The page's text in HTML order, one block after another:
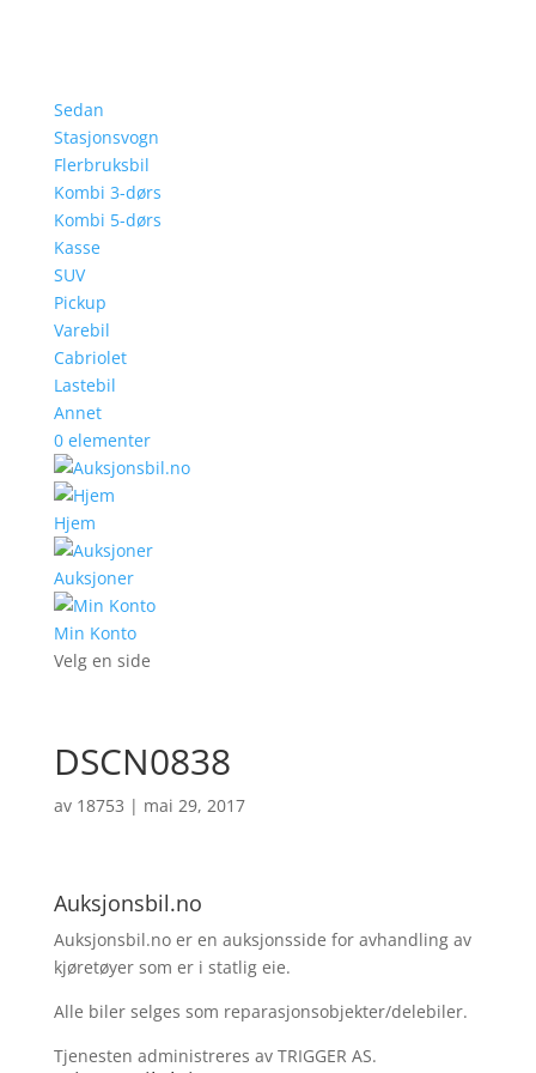
Sedan
Stasjonsvogn
Flerbruksbil
Kombi 3-dørs
Kombi 5-dørs
Kasse
SUV
Pickup
Varebil
Cabriolet
Lastebil
Annet
0 elementer
Hjem
Auksjoner
Min Konto
Velg en side
DSCN0838
av 18753 | mai 29, 2017
Auksjonsbil.no
Auksjonsbil.no er en auksjonsside for avhandling av
kjøretøyer som er i statlig eie.
Alle biler selges som reparasjonsobjekter/delebiler.
Tjenesten administreres av TRIGGER AS.